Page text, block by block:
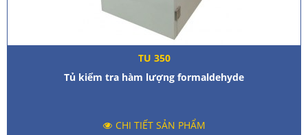
TU 350
Tủ kiểm tra hàm lượng formaldehyde
CHI TIẾT SẢN PHẨM